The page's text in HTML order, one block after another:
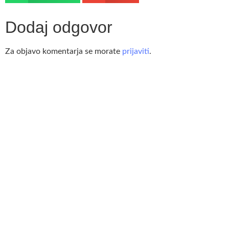
Dodaj odgovor
Za objavo komentarja se morate prijaviti.